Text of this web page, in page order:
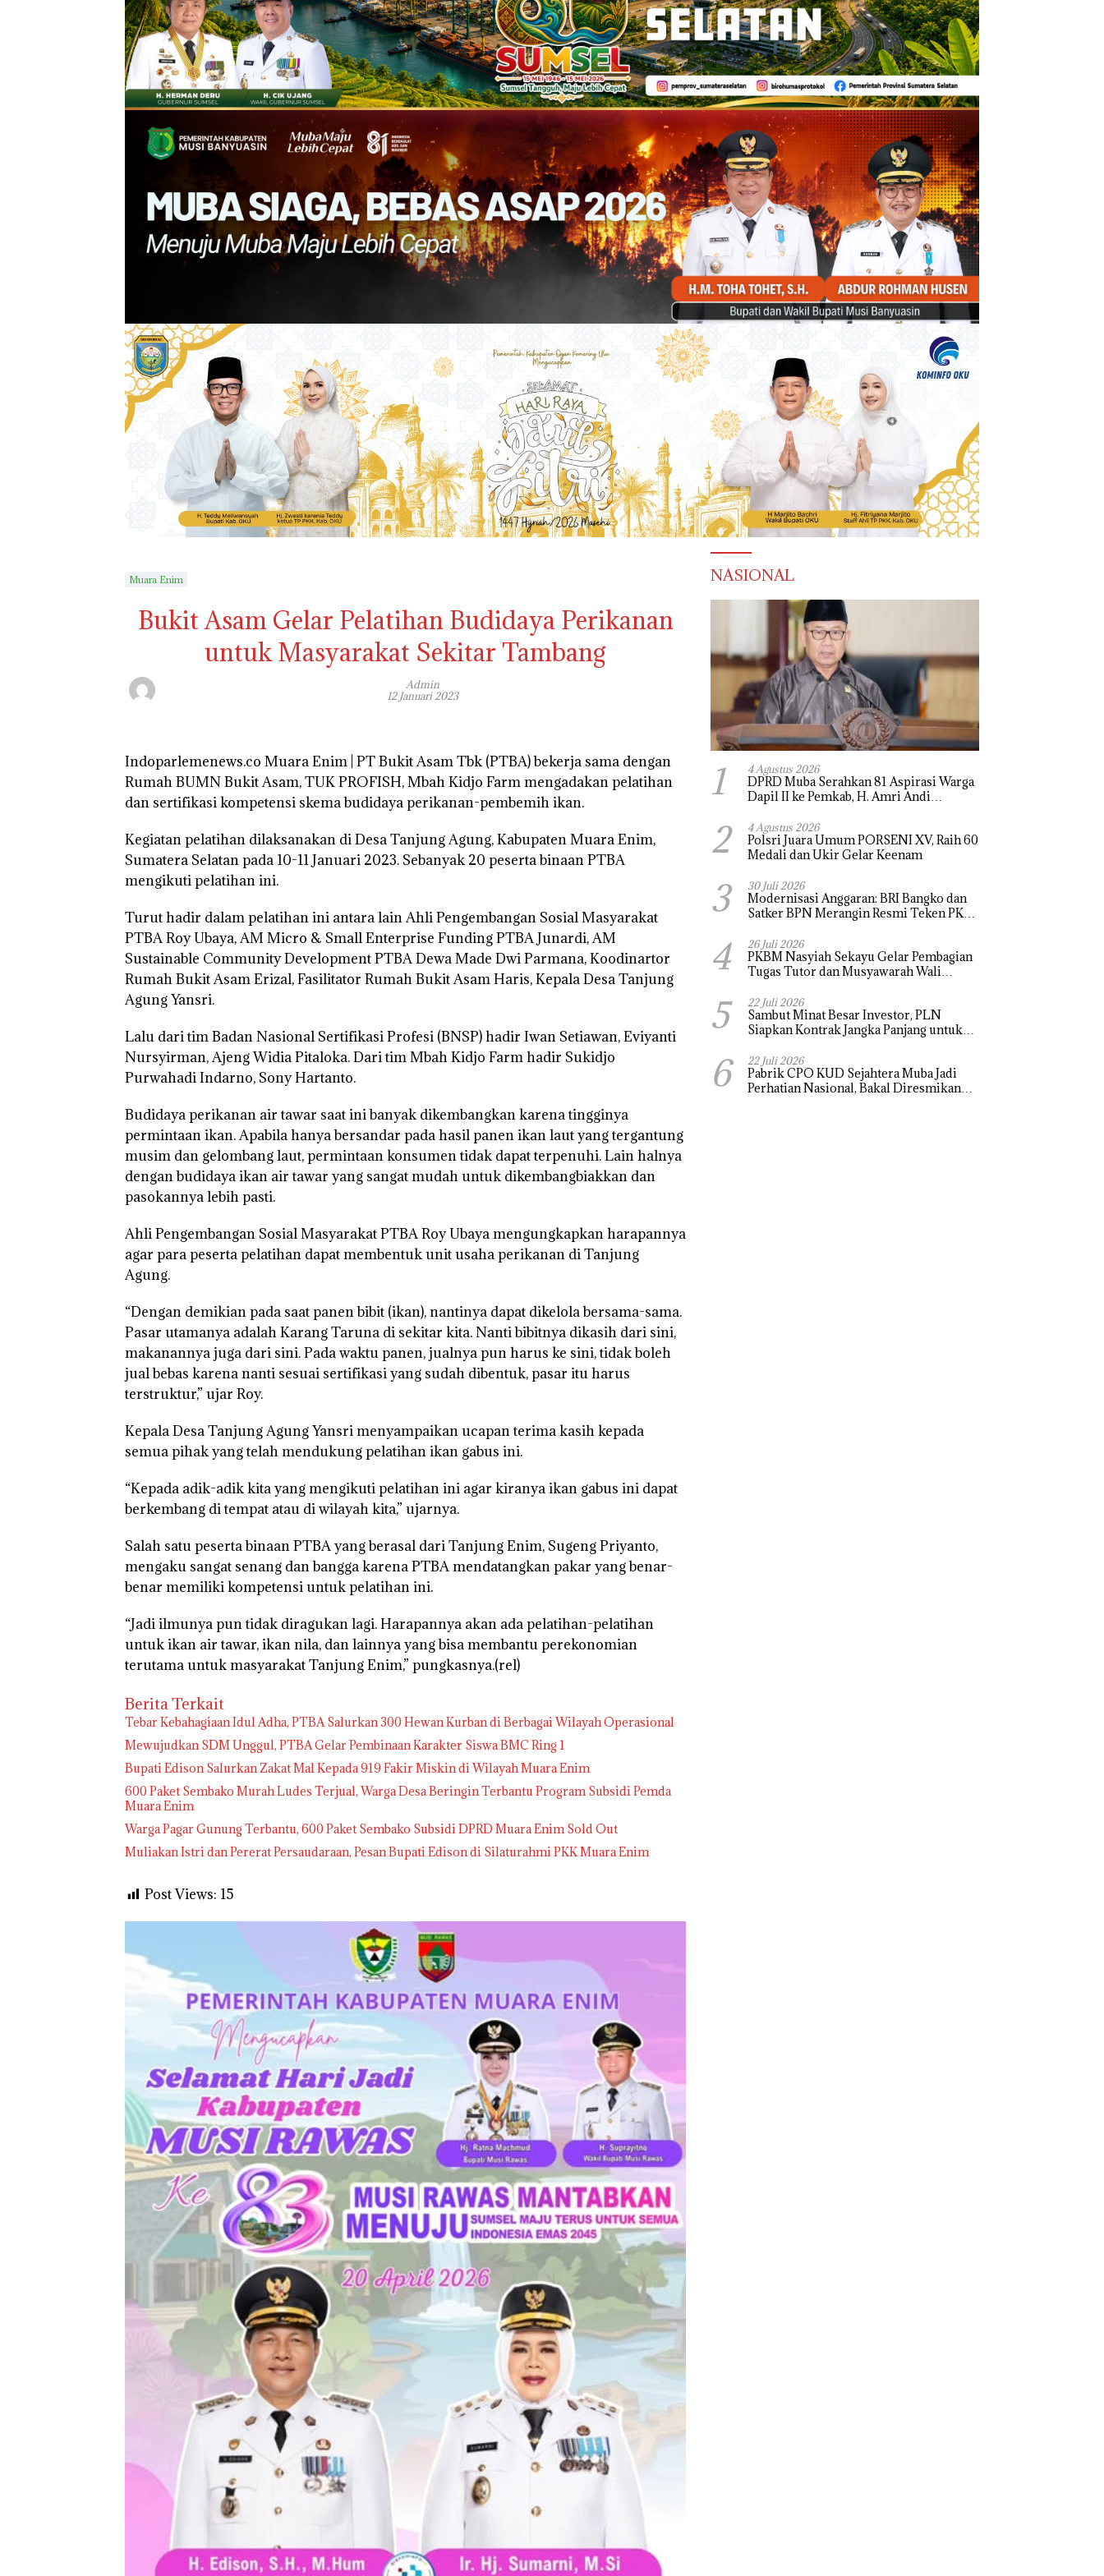
Muara Enim
Bukit Asam Gelar Pelatihan Budidaya Perikanan
untuk Masyarakat Sekitar Tambang
Admin
12 Januari 2023
Indoparlemenews.co Muara Enim | PT Bukit Asam Tbk (PTBA) bekerja sama dengan
Rumah BUMN Bukit Asam, TUK PROFISH, Mbah Kidjo Farm mengadakan pelatihan
dan sertifikasi kompetensi skema budidaya perikanan-pembemih ikan.
Kegiatan pelatihan dilaksanakan di Desa Tanjung Agung, Kabupaten Muara Enim,
Sumatera Selatan pada 10-11 Januari 2023. Sebanyak 20 peserta binaan PTBA
mengikuti pelatihan ini.
Turut hadir dalam pelatihan ini antara lain Ahli Pengembangan Sosial Masyarakat
PTBA Roy Ubaya, AM Micro & Small Enterprise Funding PTBA Junardi, AM
Sustainable Community Development PTBA Dewa Made Dwi Parmana, Koodinartor
Rumah Bukit Asam Erizal, Fasilitator Rumah Bukit Asam Haris, Kepala Desa Tanjung
Agung Yansri.
Lalu dari tim Badan Nasional Sertifikasi Profesi (BNSP) hadir Iwan Setiawan, Eviyanti
Nursyirman, Ajeng Widia Pitaloka. Dari tim Mbah Kidjo Farm hadir Sukidjo
Purwahadi Indarno, Sony Hartanto.
Budidaya perikanan air tawar saat ini banyak dikembangkan karena tingginya
permintaan ikan. Apabila hanya bersandar pada hasil panen ikan laut yang tergantung
musim dan gelombang laut, permintaan konsumen tidak dapat terpenuhi. Lain halnya
dengan budidaya ikan air tawar yang sangat mudah untuk dikembangbiakkan dan
pasokannya lebih pasti.
Ahli Pengembangan Sosial Masyarakat PTBA Roy Ubaya mengungkapkan harapannya
agar para peserta pelatihan dapat membentuk unit usaha perikanan di Tanjung
Agung.
“Dengan demikian pada saat panen bibit (ikan), nantinya dapat dikelola bersama-sama.
Pasar utamanya adalah Karang Taruna di sekitar kita. Nanti bibitnya dikasih dari sini,
makanannya juga dari sini. Pada waktu panen, jualnya pun harus ke sini, tidak boleh
jual bebas karena nanti sesuai sertifikasi yang sudah dibentuk, pasar itu harus
terstruktur,” ujar Roy.
Kepala Desa Tanjung Agung Yansri menyampaikan ucapan terima kasih kepada
semua pihak yang telah mendukung pelatihan ikan gabus ini.
“Kepada adik-adik kita yang mengikuti pelatihan ini agar kiranya ikan gabus ini dapat
berkembang di tempat atau di wilayah kita,” ujarnya.
Salah satu peserta binaan PTBA yang berasal dari Tanjung Enim, Sugeng Priyanto,
mengaku sangat senang dan bangga karena PTBA mendatangkan pakar yang benar-
benar memiliki kompetensi untuk pelatihan ini.
“Jadi ilmunya pun tidak diragukan lagi. Harapannya akan ada pelatihan-pelatihan
untuk ikan air tawar, ikan nila, dan lainnya yang bisa membantu perekonomian
terutama untuk masyarakat Tanjung Enim,” pungkasnya.(rel)
Berita Terkait
Tebar Kebahagiaan Idul Adha, PTBA Salurkan 300 Hewan Kurban di Berbagai Wilayah Operasional
Mewujudkan SDM Unggul, PTBA Gelar Pembinaan Karakter Siswa BMC Ring 1
Bupati Edison Salurkan Zakat Mal Kepada 919 Fakir Miskin di Wilayah Muara Enim
600 Paket Sembako Murah Ludes Terjual, Warga Desa Beringin Terbantu Program Subsidi Pemda
Muara Enim
Warga Pagar Gunung Terbantu, 600 Paket Sembako Subsidi DPRD Muara Enim Sold Out
Muliakan Istri dan Pererat Persaudaraan, Pesan Bupati Edison di Silaturahmi PKK Muara Enim
Post Views: 15
NASIONAL
1 4 Agustus 2026
DPRD Muba Serahkan 81 Aspirasi Warga
Dapil II ke Pemkab, H. Amri Andi
2 4 Agustus 2026
Polsri Juara Umum PORSENI XV, Raih 60
Medali dan Ukir Gelar Keenam
3 30 Juli 2026
Modernisasi Anggaran: BRI Bangko dan
Satker BPN Merangin Resmi Teken PKS
4 26 Juli 2026
PKBM Nasyiah Sekayu Gelar Pembagian
Tugas Tutor dan Musyawarah Wali
5 22 Juli 2026
Sambut Minat Besar Investor, PLN
Siapkan Kontrak Jangka Panjang untuk
6 22 Juli 2026
Pabrik CPO KUD Sejahtera Muba Jadi
Perhatian Nasional, Bakal Diresmikan